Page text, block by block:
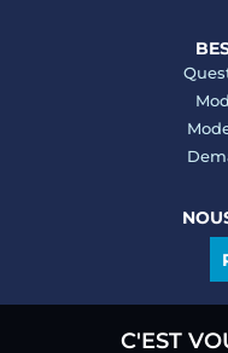
C'EST